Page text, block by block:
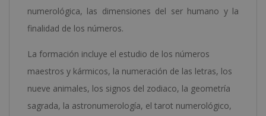
numerológica, las dimensiones del ser humano y la
finalidad de los números.
La formación incluye el estudio de los números
maestros y kármicos, la numeración de las letras, los
nueve animales, los signos del zodiaco, la geometría
sagrada, la astronumerología, el tarot numerológico,